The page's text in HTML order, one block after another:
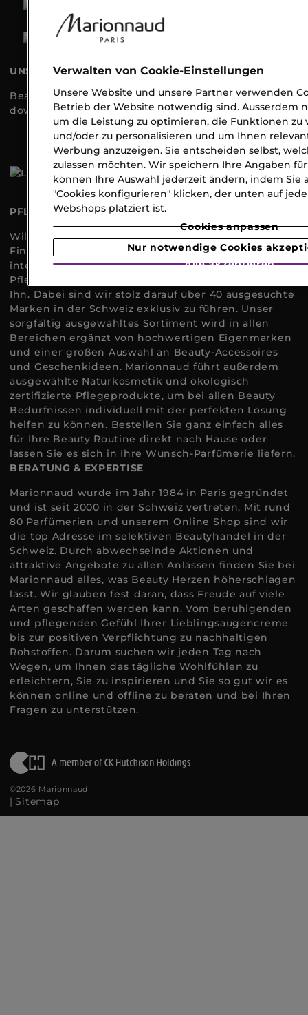
UNSERE APPS
Beauty immer an Ihrer Seite, jetzt gratis
downloaden!
PFLEGE, PARFUM & MAKE-UP ONLINE SHOPPEN
Willkommen in der Beauty-Welt von Marionnaud.
Finden Sie bei uns über 10.000 sofort lieferbare
internationale Markenprodukte aus den Bereichen
Pflege, Parfum, Make-up und Haarpflege für Sie und
Ihn. Dabei sind wir stolz darauf über 40 ausgesuchte
Marken in der Schweiz exklusiv zu führen. Unser
sorgfältig ausgewähltes Sortiment wird in allen
Bereichen ergänzt von hochwertigen Eigenmarken
und einer großen Auswahl an Beauty-Accessoires
und Geschenkideen. Marionnaud führt außerdem
ausgewählte Naturkosmetik und ökologisch
zertifizierte Pflegeprodukte, um bei allen Beauty
Bedürfnissen individuell mit der perfekten Lösung
helfen zu können. Bestellen Sie ganz einfach alles
für Ihre Beauty Routine direkt nach Hause oder
lassen Sie es sich in Ihre Wunsch-Parfümerie liefern.
BERATUNG & EXPERTISE
Marionnaud wurde im Jahr 1984 in Paris gegründet
und ist seit 2000 in der Schweiz vertreten. Mit rund
80 Parfümerien und unserem Online Shop sind wir
die top Adresse im selektiven Beautyhandel in der
Schweiz. Durch abwechselnde Aktionen und
attraktive Angebote zu allen Anlässen finden Sie bei
Marionnaud alles, was Beauty Herzen höherschlagen
lässt. Wir glauben fest daran, dass Freude auf viele
Arten geschaffen werden kann. Vom beruhigenden
und pflegenden Gefühl Ihrer Lieblingsaugencreme
bis zur positiven Verpflichtung zu nachhaltigen
Rohstoffen. Darum suchen wir jeden Tag nach
Wegen, um Ihnen das tägliche Wohlfühlen zu
erleichtern, Sie zu inspirieren und Sie so gut wir es
können online und offline zu beraten und bei Ihren
Fragen zu unterstützen.
©2026 Marionnaud
| Sitemap
Verwalten von Cookie-Einstellungen
Unsere Website und unsere Partner verwenden
Betrieb der Website notwendig sind. Ausserdem
um die Leistung zu optimieren, die Funktionen zu
und/oder zu personalisieren und um Ihnen
Werbung anzuzeigen. Sie entscheiden selbst,
zulassen möchten. Wir speichern Ihre Angaben für
können Ihre Auswahl jederzeit ändern, indem Sie
"Cookies konfigurieren" klicken, der unten auf
Webshops platziert ist.
Cookies anpassen
Nur notwendige Cookies
Alle akzeptieren